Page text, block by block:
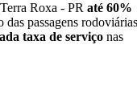
Roxa - PR até 60%
das passagens
taxa de serviço nas